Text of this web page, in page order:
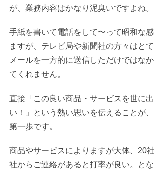
が、業務内容はかなり泥臭いですよね。
手紙を書いて電話をして〜って昭和な
ますが、テレビ局や新聞社の方々はとて
メールを一方的に送信しただけではな
てくれません。
直接「この良い商品・サービスを世に
い！」という熱い思いを伝えることが
第一歩です。
商品やサービスによりますが大体、20
社からご連絡があると打率が良い。とな